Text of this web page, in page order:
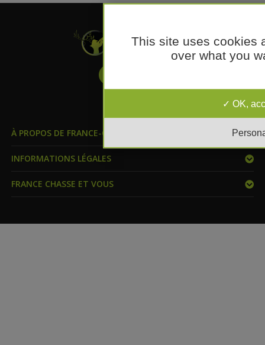
À PROPOS DE FRANCE-CHASSE.COM
INFORMATIONS LÉGALES
FRANCE CHASSE ET VOUS
This site uses cookies
over what you
OK,